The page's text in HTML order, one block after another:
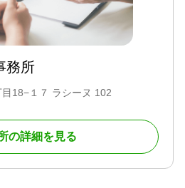
務所
18−１７ ラシーヌ 102
の詳細を見る